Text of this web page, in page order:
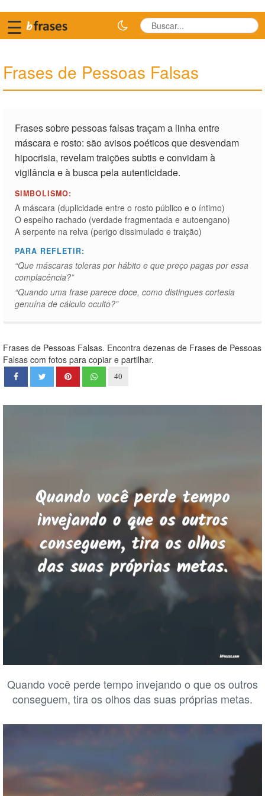
☰
Frases de Pessoas Falsas
Frases sobre pessoas falsas traçam a linha entre
máscara e rosto: são avisos poéticos que desvendam
hipocrisia, revelam traições subtis e convidam à
vigilância e à busca pela autenticidade.
SIMBOLISMO:
A máscara (duplicidade entre o rosto público e o íntimo)
O espelho rachado (verdade fragmentada e autoengano)
A serpente na relva (perigo dissimulado e traição)
PARA REFLETIR:
“Que máscaras toleras por hábito e que preço pagas por essa
complacência?”
“Quando uma frase parece doce, como distingues cortesia
genuína de cálculo oculto?”
Frases de Pessoas Falsas. Encontra dezenas de Frases de Pessoas
Falsas com fotos para copiar e partilhar.
40
Quando você perde tempo invejando o que os outros
conseguem, tira os olhos das suas próprias metas.